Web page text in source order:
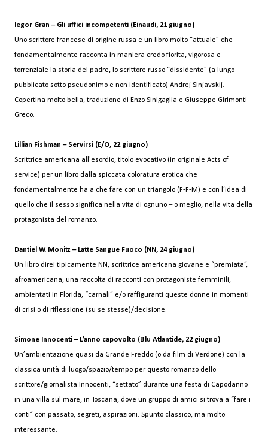
Iegor Gran – Gli uffici incompetenti (Einaudi, 21 giugno)
Uno scrittore francese di origine russa e un libro molto “attuale” che
fondamentalmente racconta in maniera credo fiorita, vigorosa e
torrenziale la storia del padre, lo scrittore russo “dissidente” (a lungo
pubblicato sotto pseudonimo e non identificato) Andrej Sinjavskij.
Copertina molto bella, traduzione di Enzo Sinigaglia e Giuseppe Girimonti
Greco.
Lillian Fishman – Servirsi (E/O, 22 giugno)
Scrittrice americana all'esordio, titolo evocativo (in originale Acts of
service) per un libro dalla spiccata coloratura erotica che
fondamentalmente ha a che fare con un triangolo (F-F-M) e con l’idea di
quello che il sesso significa nella vita di ognuno – o meglio, nella vita della
protagonista del romanzo.
Dantiel W. Monitz – Latte Sangue Fuoco (NN, 24 giugno)
Un libro direi tipicamente NN, scrittrice americana giovane e “premiata”,
afroamericana, una raccolta di racconti con protagoniste femminili,
ambientati in Florida, “carnali” e/o raffiguranti queste donne in momenti
di crisi o di riflessione (su se stesse)/decisione.
Simone Innocenti – L’anno capovolto (Blu Atlantide, 22 giugno)
Un’ambientazione quasi da Grande Freddo (o da film di Verdone) con la
classica unità di luogo/spazio/tempo per questo romanzo dello
scrittore/giornalista Innocenti, “settato” durante una festa di Capodanno
in una villa sul mare, in Toscana, dove un gruppo di amici si trova a “fare i
conti” con passato, segreti, aspirazioni. Spunto classico, ma molto
interessante.